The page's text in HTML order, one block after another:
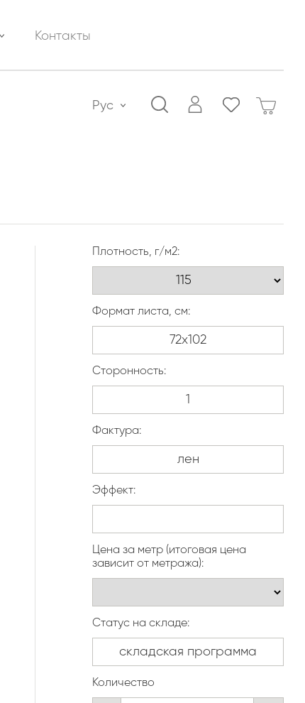
Контакты
Рус
Плотность, г/м2:
Формат листа, см:
Сторонность:
Фактура:
Эффект:
Цена за метр (итоговая цена
зависит от метража):
Статус на складе:
Количество